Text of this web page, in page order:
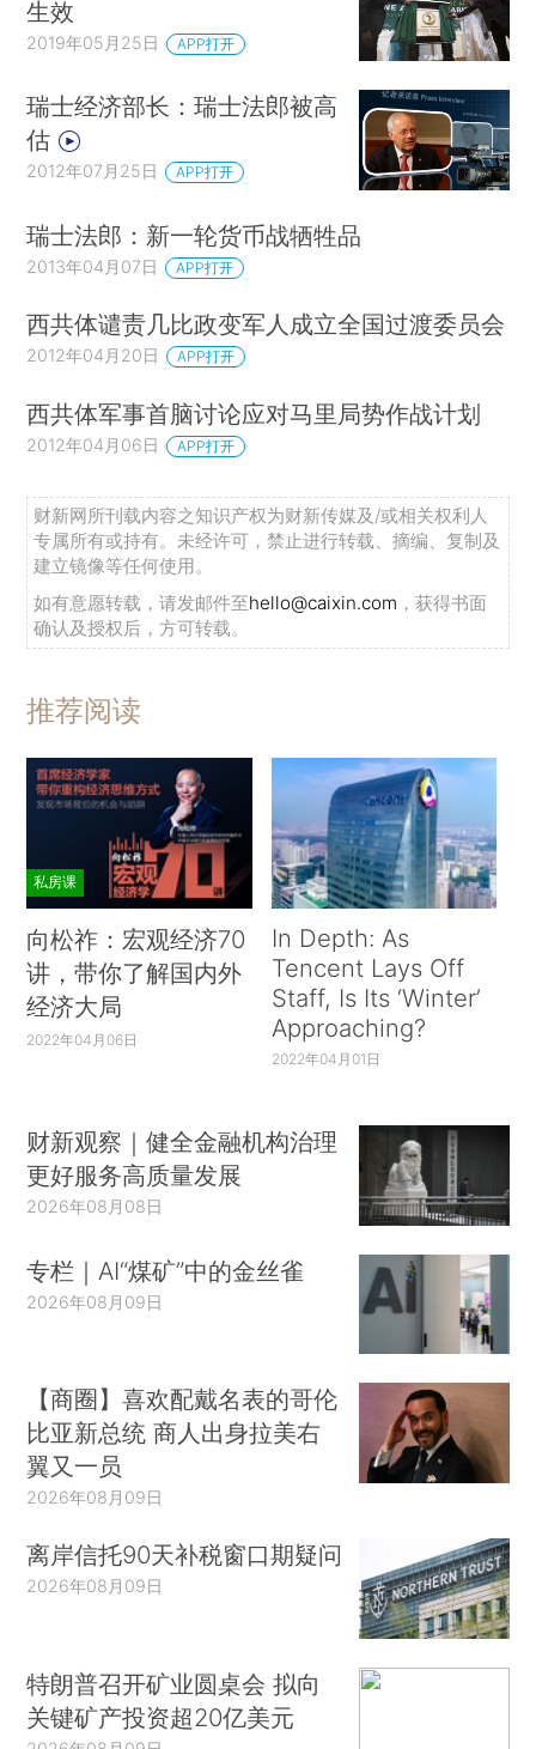
生效
2019年05月25日 APP打开
瑞士经济部长：瑞士法郎被高
估
2012年07月25日 APP打开
瑞士法郎：新一轮货币战牺牲品
2013年04月07日 APP打开
西共体谴责几比政变军人成立全国过渡委员会
2012年04月20日 APP打开
西共体军事首脑讨论应对马里局势作战计划
2012年04月06日 APP打开
财新网所刊载内容之知识产权为财新传媒及/或相关权利人
专属所有或持有。未经许可，禁止进行转载、摘编、复制及
建立镜像等任何使用。
如有意愿转载，请发邮件至hello@caixin.com ，获得书面
确认及授权后，方可转载。
推荐阅读
私房课
向松祚：宏观经济70
讲，带你了解国内外
经济大局
2022年04月06日
In Depth: As
Tencent Lays Off
Staff, Is Its ‘Winter’
Approaching?
2022年04月01日
财新观察｜健全金融机构治理
更好服务高质量发展
2026年08月08日
专栏｜AI“煤矿”中的金丝雀
2026年08月09日
【商圈】喜欢配戴名表的哥伦
比亚新总统 商人出身拉美右
翼又一员
2026年08月09日
离岸信托90天补税窗口期疑问
2026年08月09日
特朗普召开矿业圆桌会 拟向
关键矿产投资超20亿美元